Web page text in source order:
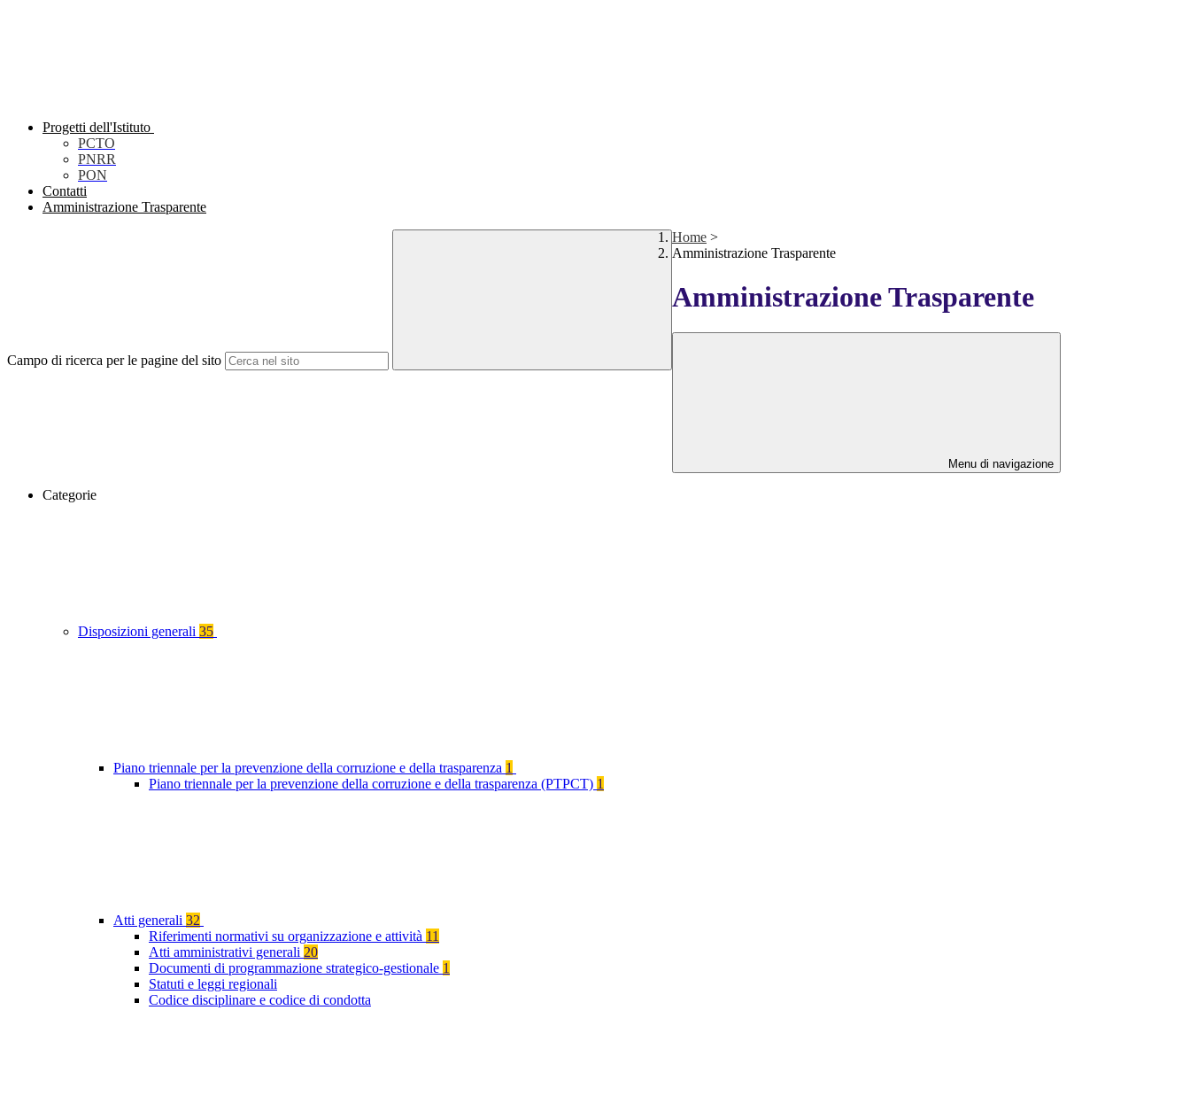
Progetti dell'Istituto
PCTO
PNRR
PON
Contatti
Amministrazione Trasparente
Campo di ricerca per le pagine del sito
Home >
Amministrazione Trasparente
Amministrazione Trasparente
Menu di navigazione
Categorie
Disposizioni generali 35
Piano triennale per la prevenzione della corruzione e della trasparenza 1
Piano triennale per la prevenzione della corruzione e della trasparenza (PTPCT) 1
Atti generali 32
Riferimenti normativi su organizzazione e attività 11
Atti amministrativi generali 20
Documenti di programmazione strategico-gestionale 1
Statuti e leggi regionali
Codice disciplinare e codice di condotta